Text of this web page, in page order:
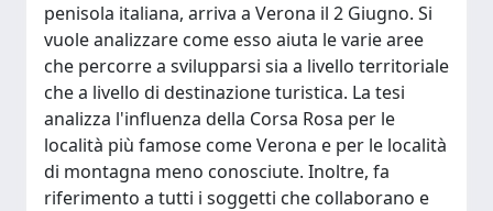
penisola italiana, arriva a Verona il 2 Giugno. Si
vuole analizzare come esso aiuta le varie aree
che percorre a svilupparsi sia a livello territoriale
che a livello di destinazione turistica. La tesi
analizza l'influenza della Corsa Rosa per le
località più famose come Verona e per le località
di montagna meno conosciute. Inoltre, fa
riferimento a tutti i soggetti che collaborano e